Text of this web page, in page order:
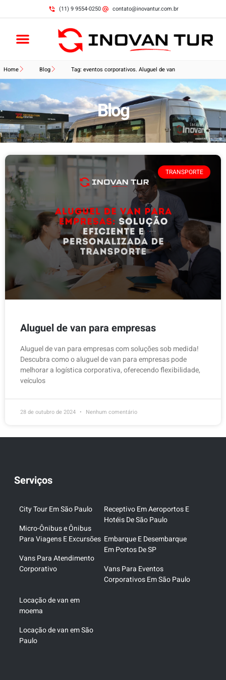
(11) 9 9554-0250 contato@inovantur.com.br
Home Blog Tag: eventos corporativos. Aluguel de van
Blog
TRANSPORTE
Aluguel de van para empresas
Aluguel de van para empresas com soluções sob medida!
Descubra como o aluguel de van para empresas pode
melhorar a logística corporativa, oferecendo flexibilidade,
veículos
28 de outubro de 2024 Nenhum comentário
Serviços
City Tour Em São Paulo
Micro-Ônibus e Ônibus
Para Viagens E Excursões
Vans Para Atendimento
Corporativo
Receptivo Em Aeroportos E
Hotéis De São Paulo
Embarque E Desembarque
Em Portos De SP
Vans Para Eventos
Corporativos Em São Paulo
Locação de van em
moema
Locação de van em São
Paulo